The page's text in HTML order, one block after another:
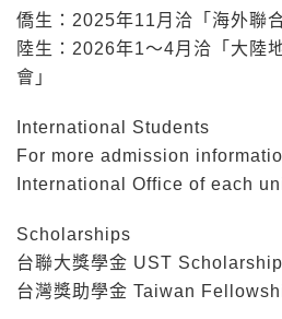
僑生： 2025年11月洽「海外聯
陸生： 2026年1～4月洽「大陸
會」
International Students
For more admission
International Office of each
Scholarships
台聯大獎學金 UST Scholarship
台灣獎助學金 Taiwan